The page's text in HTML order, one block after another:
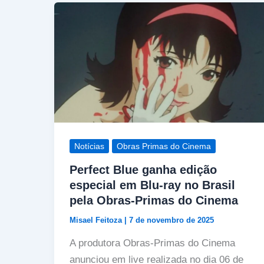
Notícias Obras Primas do Cinema
Perfect Blue ganha edição
especial em Blu-ray no Brasil
pela Obras-Primas do Cinema
Misael Feitoza 7 de novembro de 2025
A produtora Obras-Primas do Cinema
anunciou em live realizada no dia 06 de